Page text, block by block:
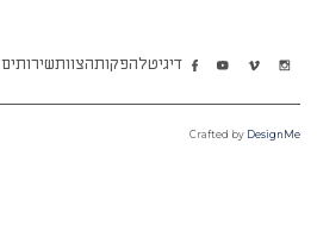
שירותיםהצוותהפקותדיגיטל
Crafted by DesignMe